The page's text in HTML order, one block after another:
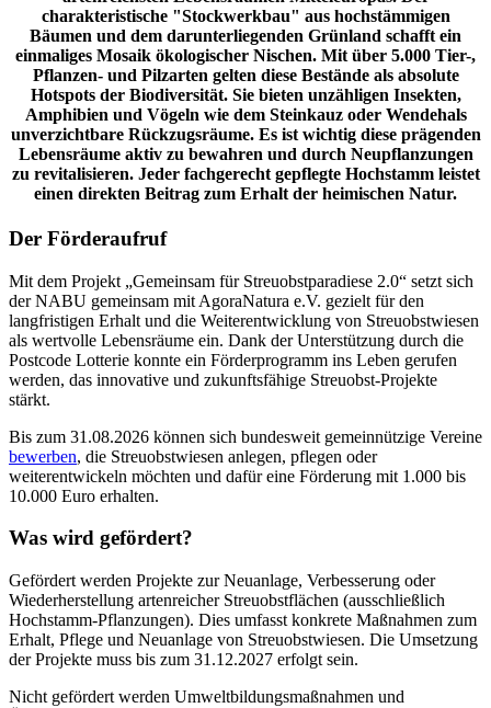
charakteristische "Stockwerkbau" aus hochstämmigen
Bäumen und dem darunterliegenden Grünland schafft ein
einmaliges Mosaik ökologischer Nischen. Mit über 5.000 Tier-,
Pflanzen- und Pilzarten gelten diese Bestände als absolute
Hotspots der Biodiversität. Sie bieten unzähligen Insekten,
Amphibien und Vögeln wie dem Steinkauz oder Wendehals
unverzichtbare Rückzugsräume. Es ist wichtig diese prägenden
Lebensräume aktiv zu bewahren und durch Neupflanzungen
zu revitalisieren. Jeder fachgerecht gepflegte Hochstamm leistet
einen direkten Beitrag zum Erhalt der heimischen Natur.
Der Förderaufruf
Mit dem Projekt „Gemeinsam für Streuobstparadiese 2.0“ setzt sich
der NABU gemeinsam mit AgoraNatura e.V. gezielt für den
langfristigen Erhalt und die Weiterentwicklung von Streuobstwiesen
als wertvolle Lebensräume ein. Dank der Unterstützung durch die
Postcode Lotterie konnte ein Förderprogramm ins Leben gerufen
werden, das innovative und zukunftsfähige Streuobst-Projekte
stärkt.
Bis zum 31.08.2026 können sich bundesweit gemeinnützige Vereine
bewerben, die Streuobstwiesen anlegen, pflegen oder
weiterentwickeln möchten und dafür eine Förderung mit 1.000 bis
10.000 Euro erhalten.
Was wird gefördert?
Gefördert werden Projekte zur Neuanlage, Verbesserung oder
Wiederherstellung artenreicher Streuobstflächen (ausschließlich
Hochstamm-Pflanzungen). Dies umfasst konkrete Maßnahmen zum
Erhalt, Pflege und Neuanlage von Streuobstwiesen. Die Umsetzung
der Projekte muss bis zum 31.12.2027 erfolgt sein.
Nicht gefördert werden Umweltbildungsmaßnahmen und